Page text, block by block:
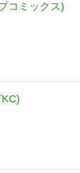
コミックス)